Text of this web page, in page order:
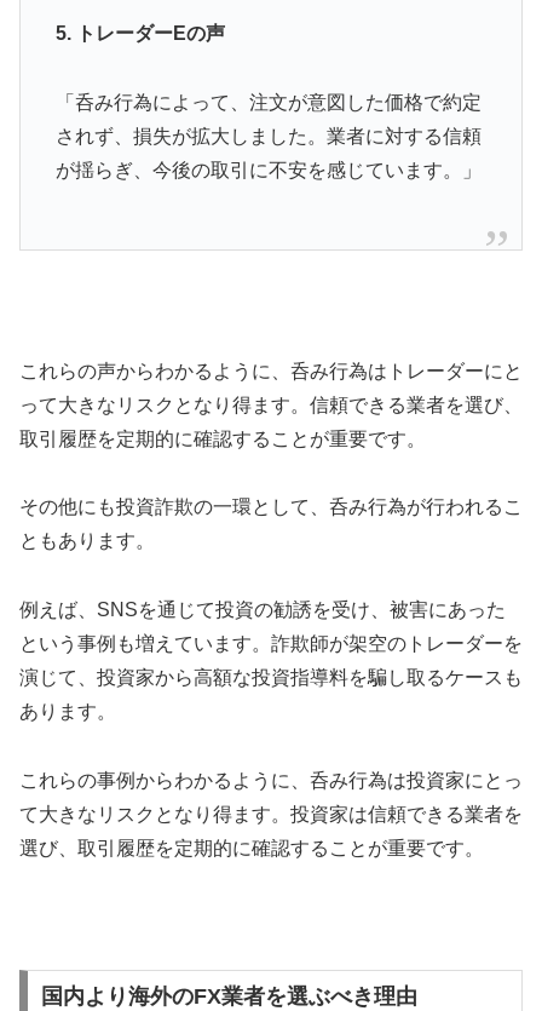
5. トレーダーEの声
「呑み行為によって、注文が意図した価格で約定
されず、損失が拡大しました。業者に対する信頼
が揺らぎ、今後の取引に不安を感じています。」
これらの声からわかるように、呑み行為はトレーダーにと
って大きなリスクとなり得ます。信頼できる業者を選び、
取引履歴を定期的に確認することが重要です。
その他にも投資詐欺の一環として、呑み行為が行われるこ
ともあります。
例えば、SNSを通じて投資の勧誘を受け、被害にあった
という事例も増えています。詐欺師が架空のトレーダーを
演じて、投資家から高額な投資指導料を騙し取るケースも
あります。
これらの事例からわかるように、呑み行為は投資家にとっ
て大きなリスクとなり得ます。投資家は信頼できる業者を
選び、取引履歴を定期的に確認することが重要です。
国内より海外のFX業者を選ぶべき理由